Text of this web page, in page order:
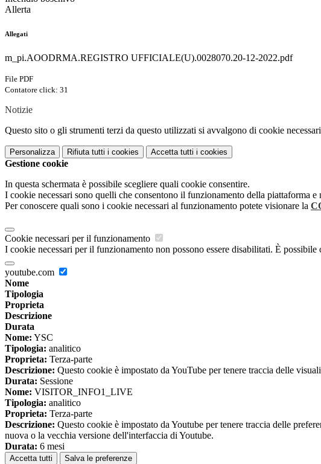
Allerta
Allegati
m_pi.AOODRMA.REGISTRO UFFICIALE(U).0028070.20-12-2022.pdf
File PDF
Contatore click: 31
Notizie
Questo sito o gli strumenti terzi da questo utilizzati si avvalgono di cookie
Personalizza Rifiuta tutti i cookies Accetta tutti i cookies
Gestione cookie
In questa schermata è possibile scegliere quali cookie consentire.
I cookie necessari sono quelli che consentono il funzionamento della piattaforma
Per conoscere quali sono i cookie necessari al funzionamento potete visionare la
Cookie necessari per il funzionamento
I cookie necessari per il funzionamento non possono essere disabilitati. È
youtube.com
Nome
Tipologia
Proprieta
Descrizione
Durata
Nome: YSC
Tipologia: analitico
Proprieta: Terza-parte
Descrizione: Questo cookie è impostato da YouTube per tenere traccia delle
Durata: Sessione
Nome: VISITOR_INFO1_LIVE
Tipologia: analitico
Proprieta: Terza-parte
Descrizione: Questo cookie è impostato da Youtube per tenere traccia delle
nuova o la vecchia versione dell'interfaccia di Youtube.
Durata: 6 mesi
Accetta tutti Salva le preferenze